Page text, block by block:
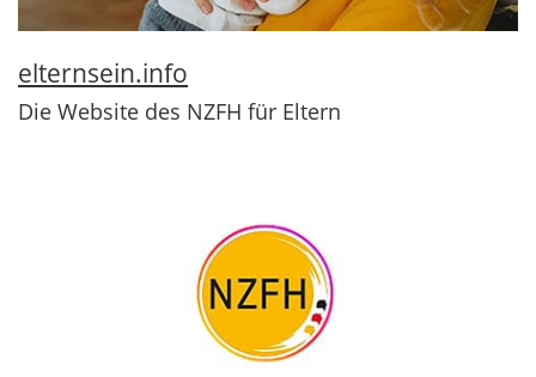
elternsein.info
Die Website des NZFH für Eltern